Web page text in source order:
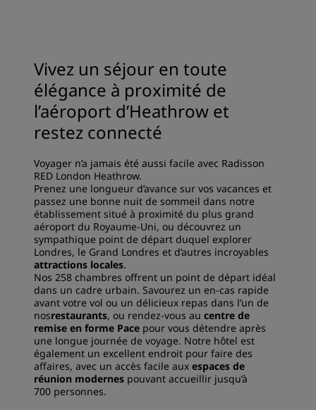
Vivez un séjour en toute
élégance à proximité de
l’aéroport d’Heathrow et
restez connecté
Voyager n’a jamais été aussi facile avec Radisson
RED London Heathrow.
Prenez une longueur d’avance sur vos vacances et
passez une bonne nuit de sommeil dans notre
établissement situé à proximité du plus grand
aéroport du Royaume-Uni, ou découvrez un
sympathique point de départ duquel explorer
Londres, le Grand Londres et d’autres incroyables
attractions locales.
Nos 258 chambres offrent un point de départ idéal
dans un cadre urbain. Savourez un en-cas rapide
avant votre vol ou un délicieux repas dans l’un de
nosrestaurants, ou rendez-vous au centre de
remise en forme Pace pour vous détendre après
une longue journée de voyage. Notre hôtel est
également un excellent endroit pour faire des
affaires, avec un accès facile aux espaces de
réunion modernes pouvant accueillir jusqu’à
700 personnes.